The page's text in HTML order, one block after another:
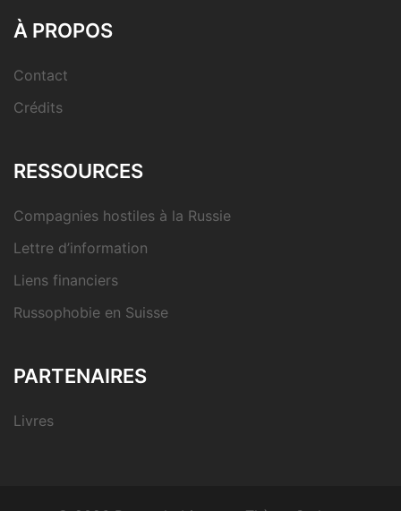
À PROPOS
Contact
Crédits
RESSOURCES
Compagnies hostiles à la Russie
Lettre d’information
Liens financiers
Russophobie en Suisse
PARTENAIRES
Livres